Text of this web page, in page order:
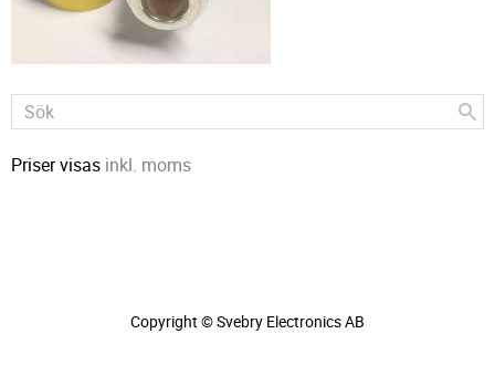
Priser visas inkl. moms
Copyright © Svebry Electronics AB